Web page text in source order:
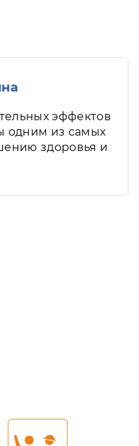
эффектов
одним из самых
здоровья и